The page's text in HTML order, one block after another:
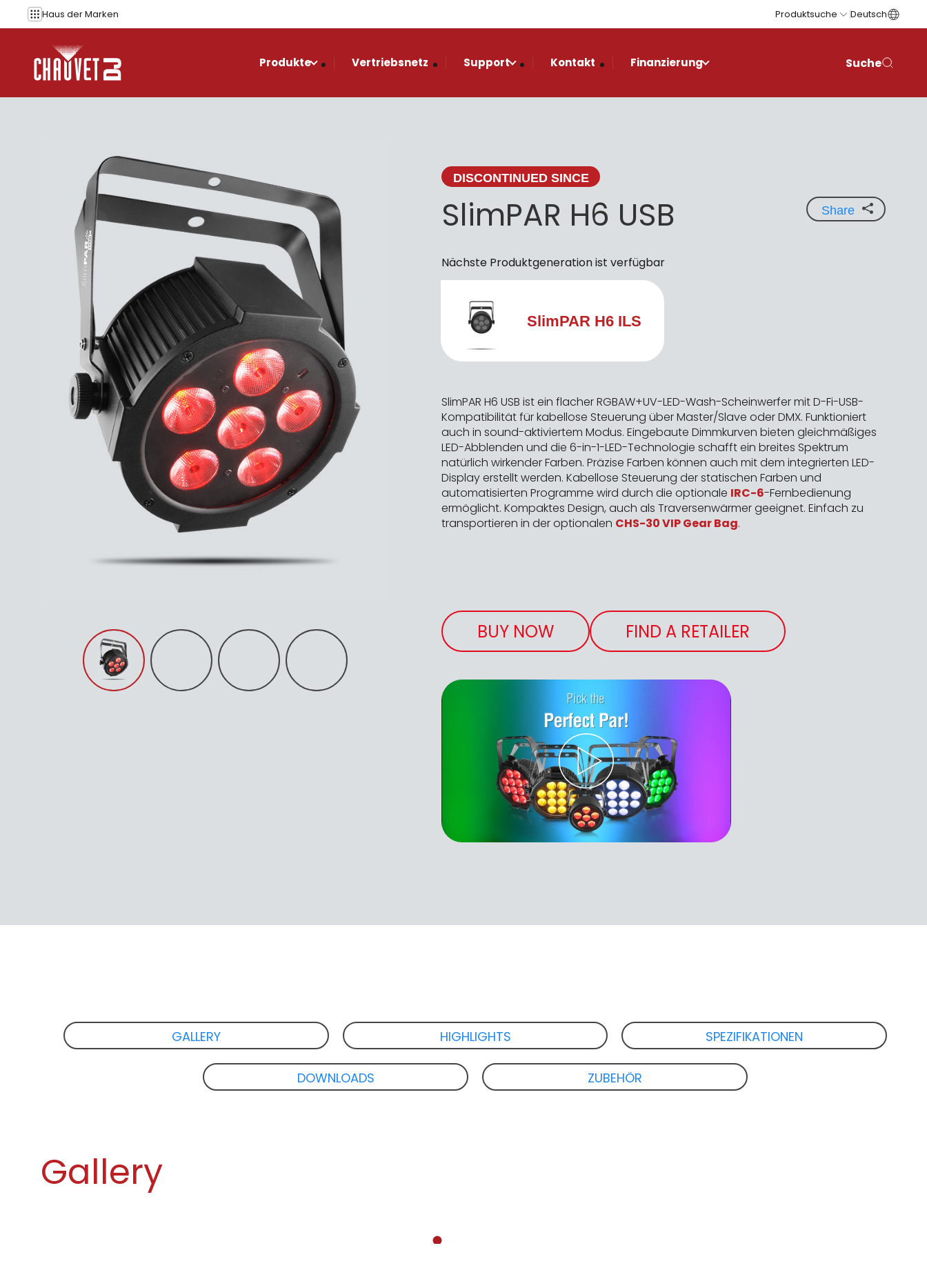
Zum Inhalt springen
Haus derMarken Produktsuche Deutsch
Produkte Vertriebsnetz Support Kontakt Finanzierung Suche
Share
DISCONTINUED SINCE
SlimPAR H6 USB
Nächste Produktgeneration ist verfügbar
SlimPAR H6 ILS
SlimPAR H6 USB ist ein flacher RGBAW+UV-LED-Wash-Scheinwerfer mit D-Fi-USB-
Kompatibilität für kabellose Steuerung über Master/Slave oder DMX. Funktioniert
auch in sound-aktiviertem Modus. Eingebaute Dimmkurven bieten gleichmäßiges
LED-Abblenden und die 6-in-1-LED-Technologie schafft ein breites Spektrum
natürlich wirkender Farben. Präzise Farben können auch mit dem integrierten LED-
Display erstellt werden. Kabellose Steuerung der statischen Farben und
automatisierten Programme wird durch die optionale IRC-6-Fernbedienung
ermöglicht. Kompaktes Design, auch als Traversenwärmer geeignet. Einfach zu
transportieren in der optionalen CHS-30 VIP Gear Bag.
BUY NOW FIND A RETAILER
GALLERY HIGHLIGHTS SPEZIFIKATIONEN
DOWNLOADS ZUBEHÖR
Gallery